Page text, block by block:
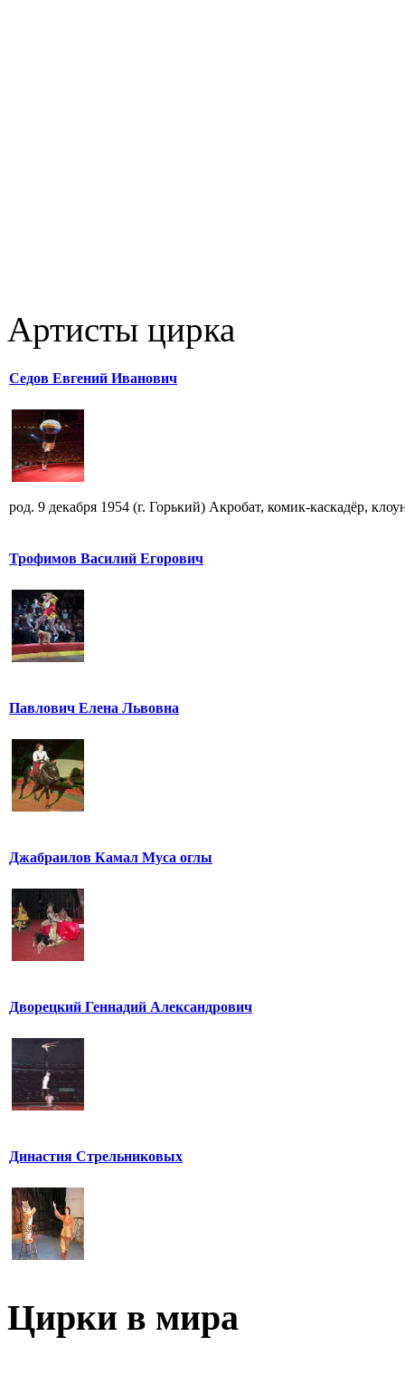
Артисты цирка
Седов Евгений Иванович
род. 9 декабря 1954 (г. Горький) Акробат, комик-каскадёр,
Трофимов Василий Егорович
Павлович Елена Львовна
Джабраилов Камал Муса оглы
Дворецкий Геннадий Александрович
Династия Стрельниковых
Цирки в мира